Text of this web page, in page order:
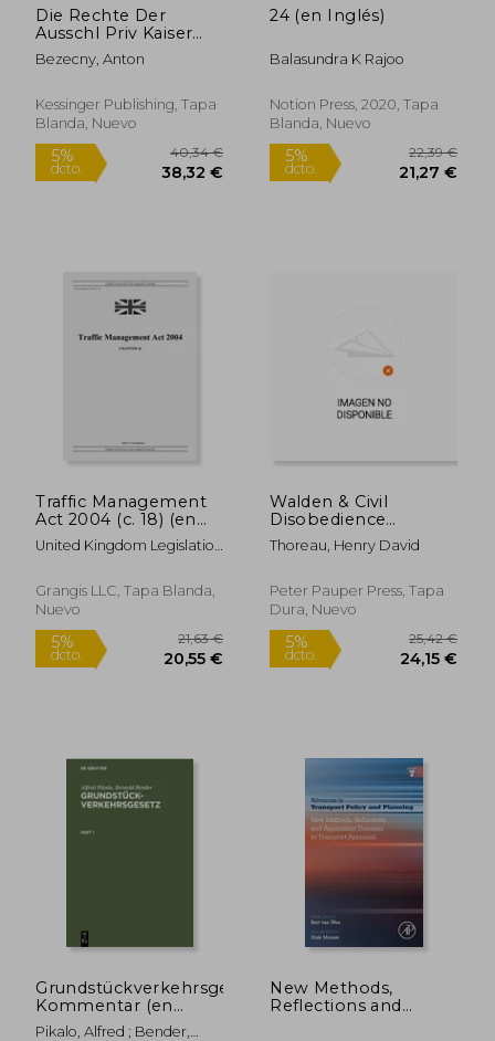
5%
dcto.
35,45 €
33,68 €
5%
dcto.
Die Rechte Der
Ausschl Priv Kaiser
Ferdinands-
Nordbahn: Eine
Studie (1887) (en
Alemán)
Bezecny, Anton
Kessinger Publishing, Tapa
Blanda, Nuevo
24 (en Inglés)
Balasundra K Rajoo
Notion Press, 2020, Tapa
Blanda, Nuevo
Traffic Management
Act 2004 (c. 18) (en
Inglés)
United Kingdom Legislation
Grangis LLC, Tapa Blanda,
Nuevo
Walden & Civil
Disobedience
(Masterpiece Library
Edition) (en Inglés)
Thoreau, Henry David
Peter Pauper Press, Tapa
Dura, Nuevo
Grundstückverkehrsgesetz:
Kommentar (en
Alemán)
Pikalo, Alfred ; Bender,
New Methods,
Reflections and